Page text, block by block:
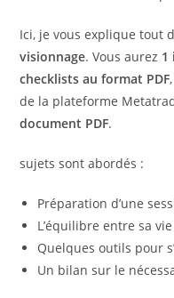
Ici, je vous explique tout
visionnage. Vous aurez 1
checklists au format PDF
de la plateforme
document PDF.
sujets sont abordés :
Préparation d’une
L’équilibre entre sa
Quelques outils pour
Un bilan sur le